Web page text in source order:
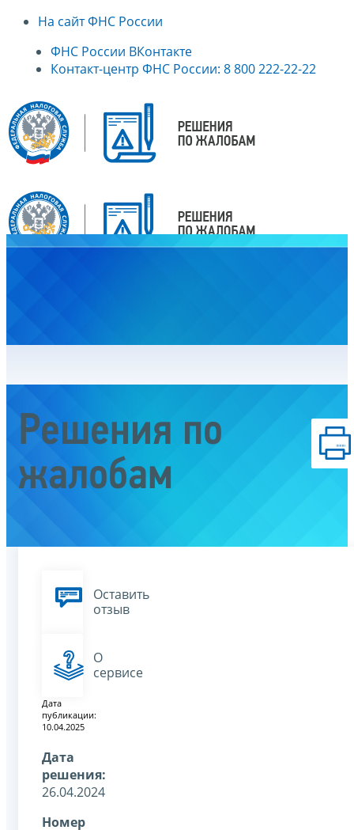
На сайт ФНС России
ФНС России ВКонтакте
Контакт-центр ФНС России: 8 800 222-22-22
Решения по
жалобам
Оставить
отзыв
О
сервисе
Дата
публикации:
10.04.2025
Дата
решения:
26.04.2024
Номер